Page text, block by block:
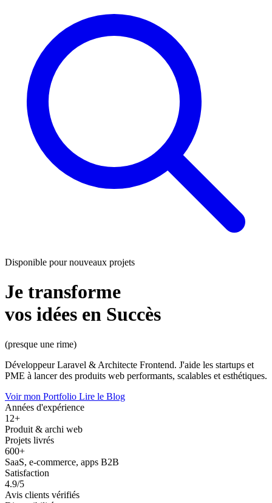
Disponible pour nouveaux projets
Je transforme
vos idées en Succès
(presque une rime)
Développeur Laravel & Architecte Frontend. J'aide les startups et
PME à lancer des produits web performants, scalables et esthétiques.
Voir mon Portfolio Lire le Blog
Années d'expérience
12+
Produit & archi web
Projets livrés
600+
SaaS, e-commerce, apps B2B
Satisfaction
4.9/5
Avis clients vérifiés